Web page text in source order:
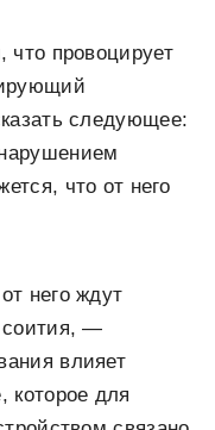
провоцирует
следующее:
что от него
него ждут
соития, —
влияет
которое для